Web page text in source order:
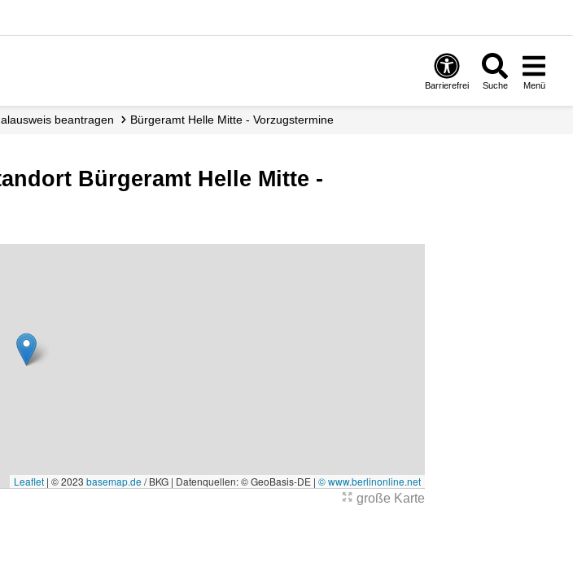
Barrierefrei Suche Menü
beantragen Bürgeramt Helle Mitte - Vorzugstermine
Bürgeramt Helle Mitte -
Leaflet | © 2023 basemap.de/ BKG | Datenquellen: © GeoBasis-DE | © www.berlinonline.net
große Karte